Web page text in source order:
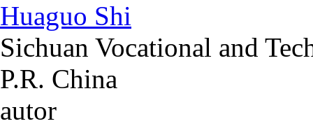
Huaguo Shi
Sichuan Vocational and
P.R. China
autor